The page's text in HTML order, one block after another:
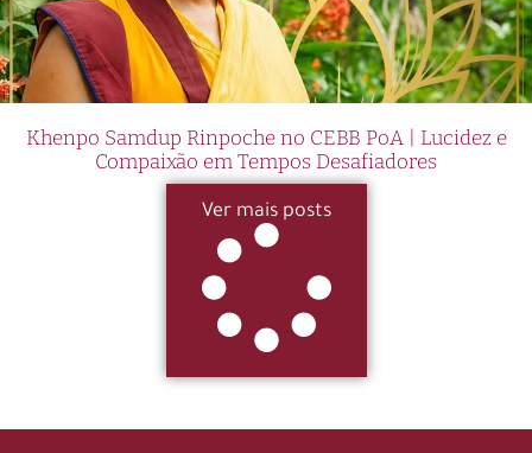
Khenpo Samdup Rinpoche no CEBB PoA | Lucidez e
Compaixão em Tempos Desafiadores
Ver mais posts